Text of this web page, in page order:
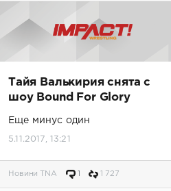
Тайя Валькирия снята с
шоу Bound For Glory
Еще минус один
5.11.2017, 13:21
Новини TNA 1 1 727